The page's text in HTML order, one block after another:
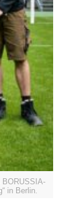
in Berlin.